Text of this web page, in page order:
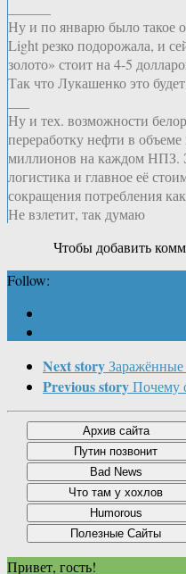
Ну и по январю было такое
Light резко подорожала, и
золото» стоит на 4-5
Так что Лукашенко это
Ну и тех. возможности
переработку нефти в
миллионов на каждом НПЗ.
логистика и главное её
сокращения потребления
Не взлетит, так думаю
Чтобы добавить
Follow:
Next story
Previous storyПочему
Привет, гость!